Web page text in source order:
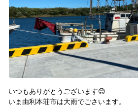
いつもありがとうございます😊
いま由利本荘市は大雨でごさいます。